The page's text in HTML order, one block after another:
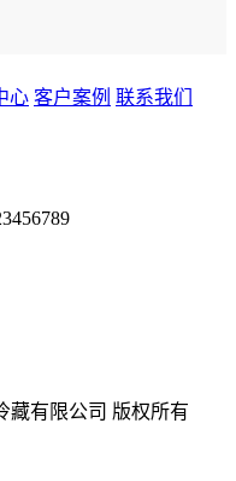
心 客户案例 联系我们
藏有限公司 版权所有